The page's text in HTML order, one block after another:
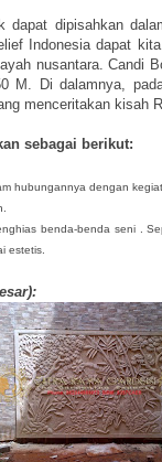
dapat dipisahkan
Indonesia dapat
nusantara. Candi
M. Di dalamnya,
menceritakan kisah
sebagai berikut:
hubungannya dengan
benda-benda seni .
estetis.